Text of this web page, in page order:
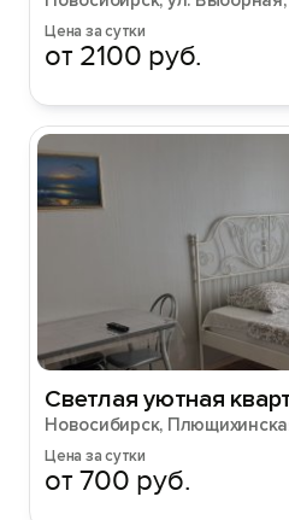
Цена за сутки
от 2100 руб.
Cветлая уютнaя
Новосибирск,
Цена за сутки
от 700 руб.